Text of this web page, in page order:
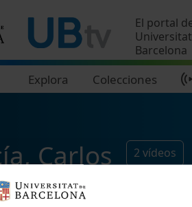
El portal
Barcelona
Explora Colecciones
Carlos 2 vídeos